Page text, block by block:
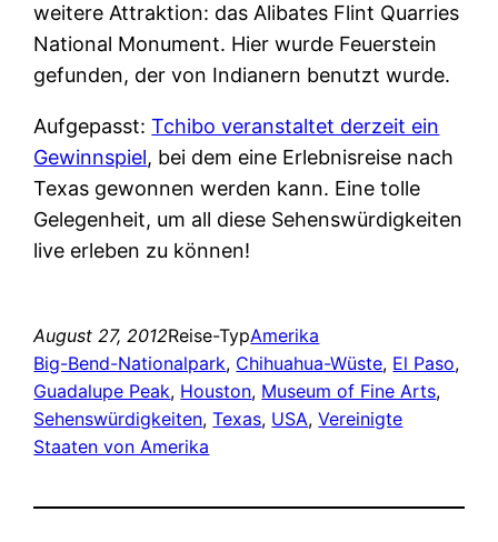
weitere Attraktion: das Alibates Flint Quarries
National Monument. Hier wurde Feuerstein
gefunden, der von Indianern benutzt wurde.
Aufgepasst:Tchibo veranstaltet derzeit ein
Gewinnspiel, bei dem eine Erlebnisreise nach
Texas gewonnen werden kann. Eine tolle
Gelegenheit, um all diese Sehenswürdigkeiten
live erleben zu können!
August 27, 2012Reise-TypAmerika
Big-Bend-Nationalpark, Chihuahua-Wüste, El Paso
Guadalupe Peak, Houston, Museum of Fine Arts
Sehenswürdigkeiten, Texas, USA, Vereinigte
Staaten von Amerika